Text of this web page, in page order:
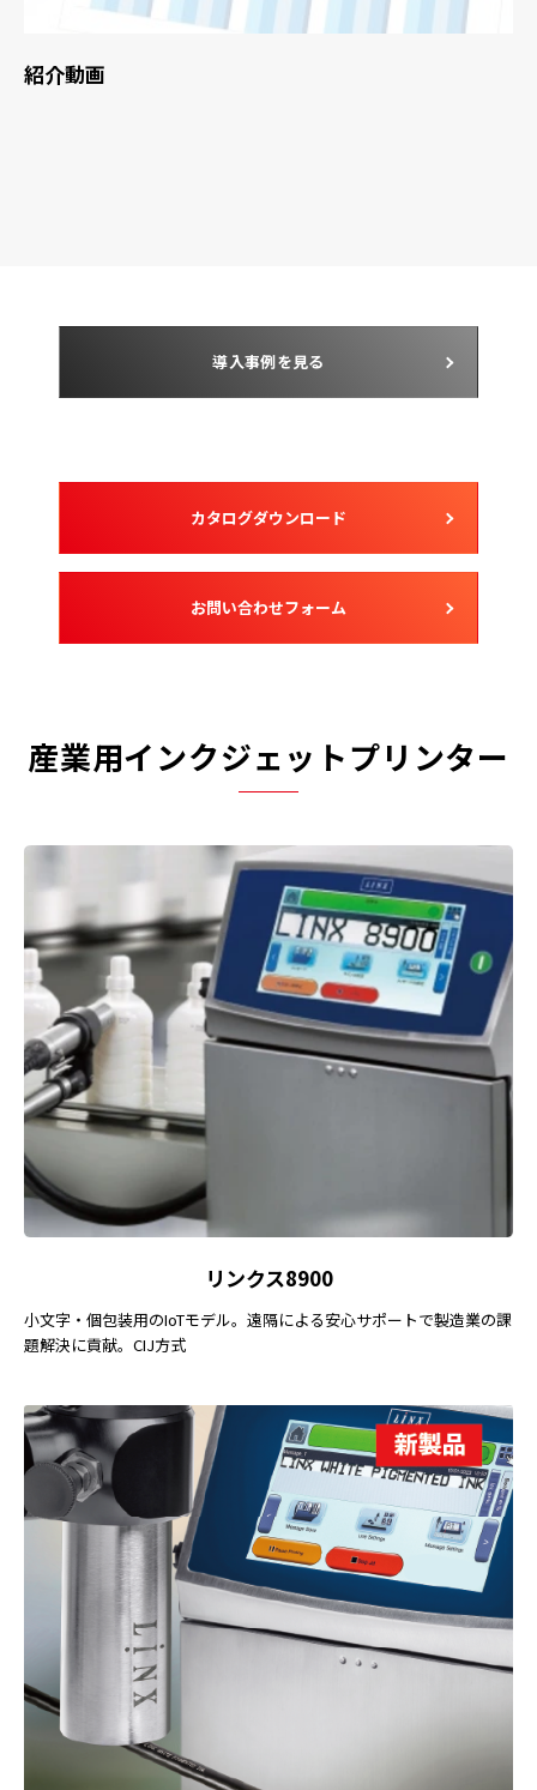
紹介動画
導入事例を見る
カタログダウンロード
お問い合わせフォーム
産業用インクジェットプリンター
リンクス8900
小文字・個包装用のIoTモデル。遠隔による安心サポートで製造業の課
題解決に貢献。CIJ方式